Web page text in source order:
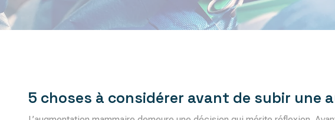
5 choses à considérer avant de subir une